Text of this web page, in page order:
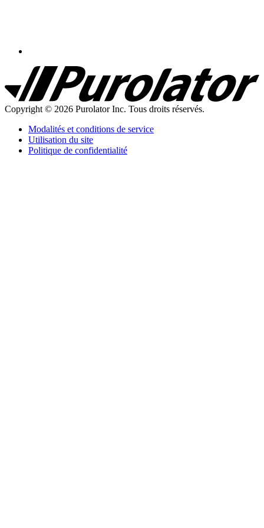
Purolator
Homepage
Copyright © 2026 Purolator Inc. Tous droits réservés.
Modalités et conditions de service
Utilisation du site
Politique de confidentialité